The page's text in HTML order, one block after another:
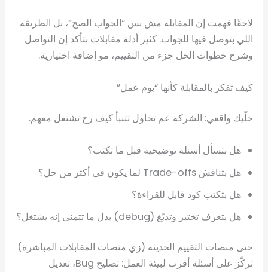
لاحقًا فهمت إن المقابلة مش بس “الجواب الصح”، بل الطريقة
اللي بتوصل فيها للجواب. كثير أدلة مقابلات بتأكد إن التواصل
وشرح خطوات الحل جزء من التقييم، مو إضافة اختيارية.
كيف تفكر بالمقابلة كأنها “يوم عمل”
خلّيك واقعي: الشركة عم تحاول تتنبأ كيف رح تشتغل معهم.
هل بتسأل أسئلة توضيحية قبل ما تكتب؟
هل بتناقش Trade-offs لما يكون في أكثر من حل؟
هل بتكتب كود قابل للقراءة؟
هل بتعرف تختبر وتدبّغ (debug) بدل ما تتمنى إنه يشتغل؟
حتى منصات التقييم الحديثة (زي منصات المقابلات المباشرة)
تركّز على أسئلة أقرب لبيئة العمل: تصليح Bug، تعديل